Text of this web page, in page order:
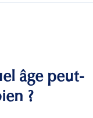
âge peut-
?